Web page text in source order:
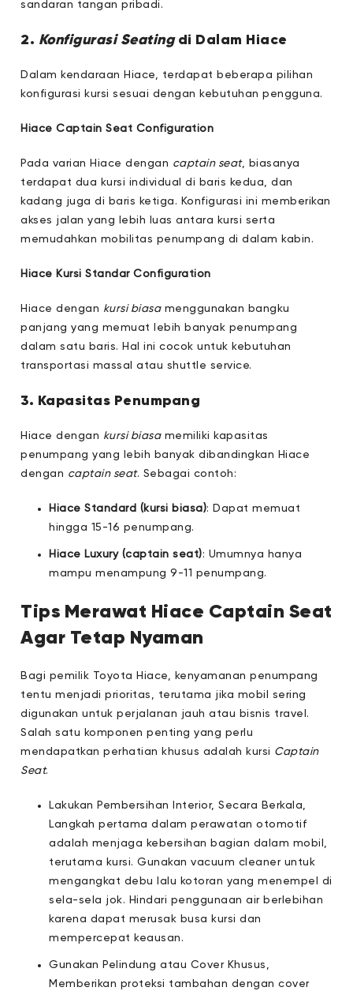
sandaran tangan pribadi.
2. Konfigurasi Seatingdi Dalam Hiace
Dalam kendaraan Hiace, terdapat beberapa pilihan
konfigurasi kursi sesuai dengan kebutuhan pengguna.
Hiace Captain Seat Configuration
Pada varian Hiace dengan captain seat, biasanya
terdapat dua kursi individual di baris kedua, dan
kadang juga di baris ketiga. Konfigurasi ini memberikan
akses jalan yang lebih luas antara kursi serta
memudahkan mobilitas penumpang di dalam kabin.
Hiace Kursi Standar Configuration
Hiace dengan kursi biasamenggunakan bangku
panjang yang memuat lebih banyak penumpang
dalam satu baris. Hal ini cocok untuk kebutuhan
transportasi massal atau shuttle service.
3. Kapasitas Penumpang
Hiace dengan kursi biasamemiliki kapasitas
penumpang yang lebih banyak dibandingkan Hiace
dengan captain seat. Sebagai contoh:
Hiace Standard (kursi biasa): Dapat memuat
hingga 15-16 penumpang.
Hiace Luxury (captain seat): Umumnya hanya
mampu menampung 9-11 penumpang.
Tips Merawat Hiace Captain Seat
Agar Tetap Nyaman
Bagi pemilik Toyota Hiace, kenyamanan penumpang
tentu menjadi prioritas, terutama jika mobil sering
digunakan untuk perjalanan jauh atau bisnis travel.
Salah satu komponen penting yang perlu
mendapatkan perhatian khusus adalah kursi Captain
Seat.
Lakukan Pembersihan Interior, Secara Berkala,
Langkah pertama dalam perawatan otomotif
adalah menjaga kebersihan bagian dalam mobil,
terutama kursi. Gunakan vacuum cleaner untuk
mengangkat debu lalu kotoran yang menempel di
sela-sela jok. Hindari penggunaan air berlebihan
karena dapat merusak busa kursi dan
mempercepat keausan.
Gunakan Pelindung atau Cover Khusus,
Memberikan proteksi tambahan dengan cover